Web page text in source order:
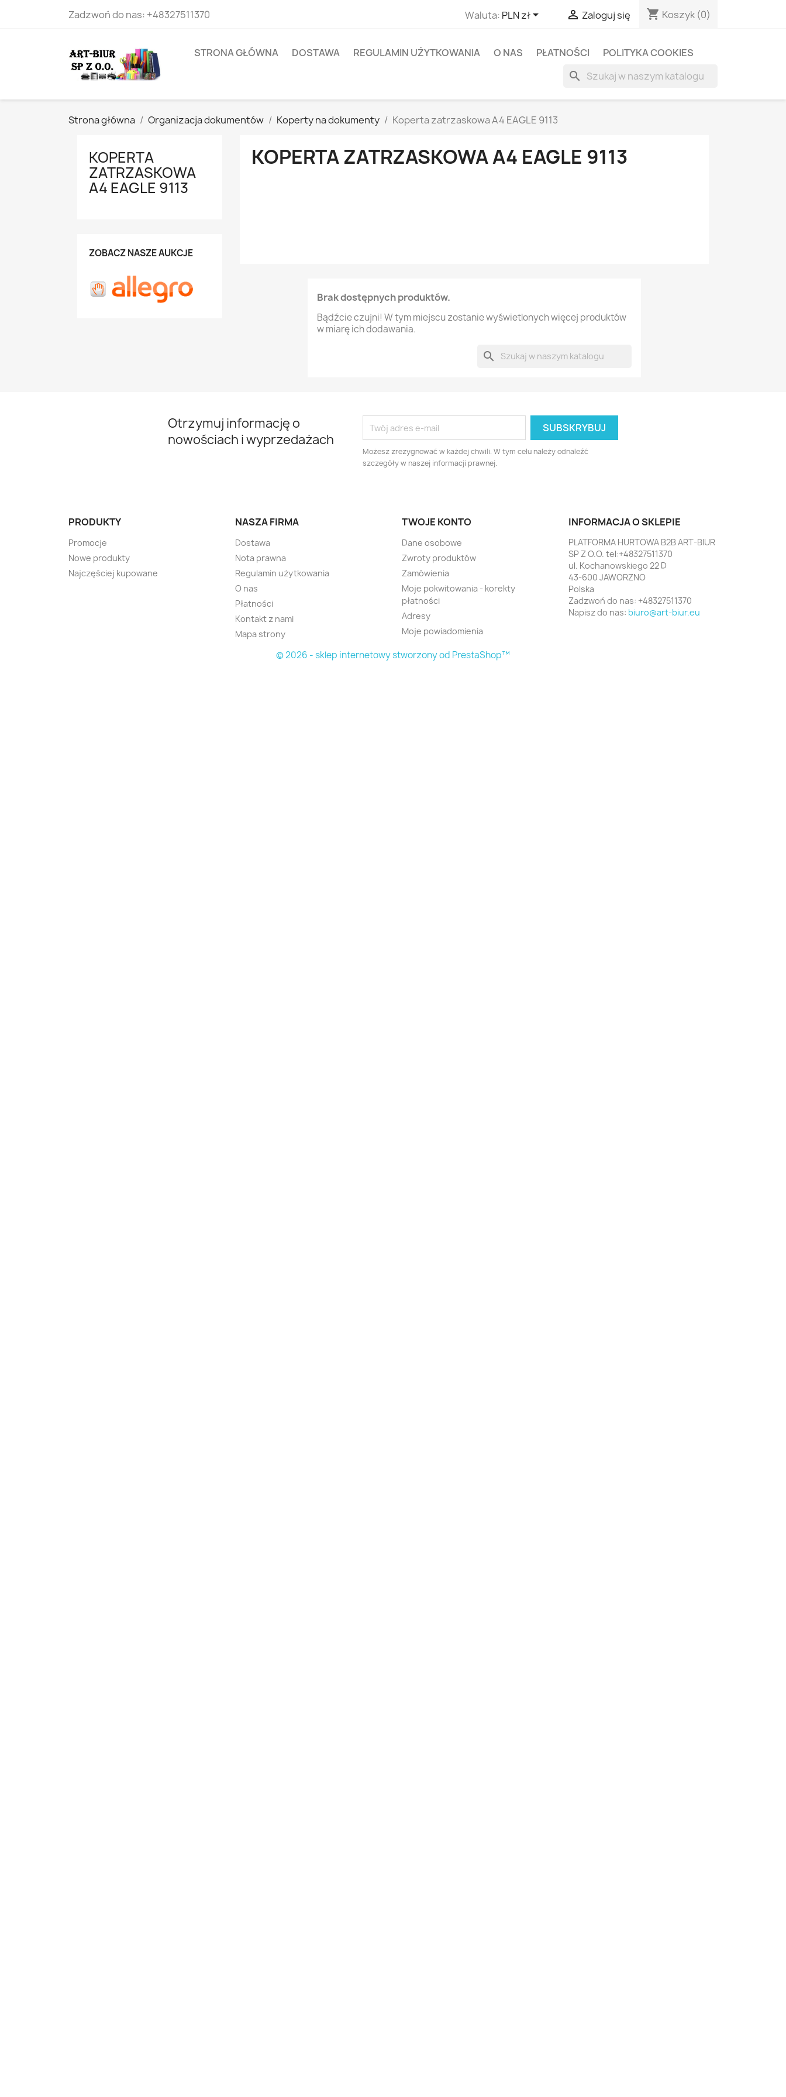
Zadzwoń do nas: +48327511370 Waluta: PLN zł  Zaloguj się shopping_cart Koszyk (0)
STRONA GŁÓWNA DOSTAWA REGULAMIN UŻYTKOWANIA O NAS PŁATNOŚCI POLITYKA COOKIES
search
Strona główna Organizacja dokumentów Koperty na dokumenty Koperta zatrzaskowa A4 EAGLE 9113
KOPERTA
ZATRZASKOWA
A4 EAGLE 9113
ZOBACZ NASZE AUKCJE
KOPERTA ZATRZASKOWA A4 EAGLE 9113
Brak dostępnych produktów.
Bądźcie czujni! W tym miejscu zostanie wyświetlonych więcej produktów
w miarę ich dodawania.
search
Otrzymuj informację o
nowościach i wyprzedażach
Możesz zrezygnować w każdej chwili. W tym celu należy odnaleźć
szczegóły w naszej informacji prawnej.
PRODUKTY
Promocje
Nowe produkty
Najczęściej kupowane
NASZA FIRMA
Dostawa
Nota prawna
Regulamin użytkowania
O nas
Płatności
Kontakt z nami
Mapa strony
TWOJE KONTO
Dane osobowe
Zwroty produktów
Zamówienia
Moje pokwitowania - korekty
płatności
Adresy
Moje powiadomienia
INFORMACJA O SKLEPIE
PLATFORMA HURTOWA B2B ART-BIUR
SP Z O.O. tel:+48327511370
ul. Kochanowskiego 22 D
43-600 JAWORZNO
Polska
Zadzwoń do nas: +48327511370
Napisz do nas: biuro@art-biur.eu
© 2026 - sklep internetowy stworzony od PrestaShop™